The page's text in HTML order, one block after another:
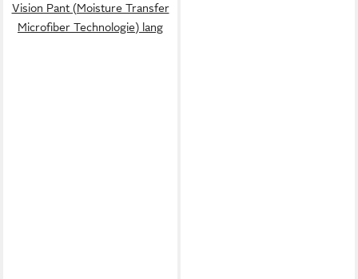
Vision Pant (Moisture Transfer
Microfiber Technologie) lang